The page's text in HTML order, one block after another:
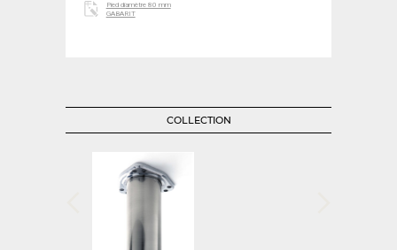
Pied diamètre 80 mm
GABARIT
COLLECTION